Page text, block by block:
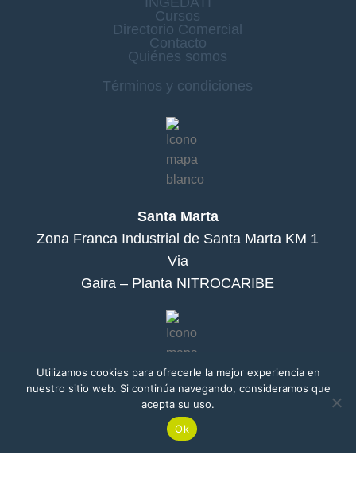
Cursos
Directorio Comercial
Contacto
Quiénes somos
Términos y condiciones
Santa Marta
Zona Franca Industrial de Santa Marta KM 1
Via
Gaira – Planta NITROCARIBE
Barranquilla
Edificio Atlántica Torre Empresarial Carrera
53 # 80-198, Of. 1904
Utilizamos cookies para ofrecerle la mejor experiencia en
nuestro sitio web. Si continúa navegando, consideramos que
acepta su uso.
Ok